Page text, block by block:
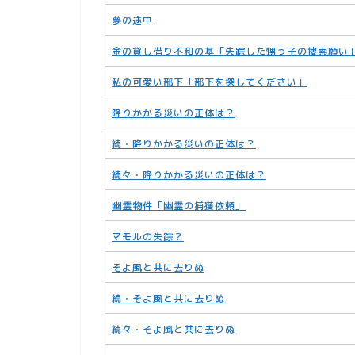
夢の途中
金の貸し借り不和の基「失踪した甥っ子の捜索願い
私の可愛い部下「部下を探してください」
降りかかる災いの正体は？
続・降りかかる災いの正体は？
続々・降りかかる災いの正体は？
幽霊物件「幽霊の捕獲依頼」
マモルの失踪？
そよ風と共に去りぬ
続・そよ風と共に去りぬ
続々・そよ風と共に去りぬ